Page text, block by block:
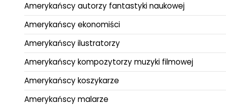
Amerykańscy autorzy fantastyki naukowej
Amerykańscy ekonomiści
Amerykańscy ilustratorzy
Amerykańscy kompozytorzy muzyki filmowej
Amerykańscy koszykarze
Amerykańscy malarze